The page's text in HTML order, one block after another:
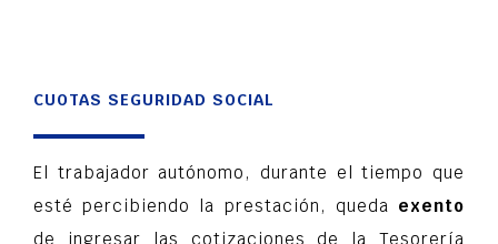
CUOTAS SEGURIDAD SOCIAL
El trabajador autónomo, durante el tiempo que
esté percibiendo la prestación, queda exento
de ingresar las cotizaciones de la Tesorería